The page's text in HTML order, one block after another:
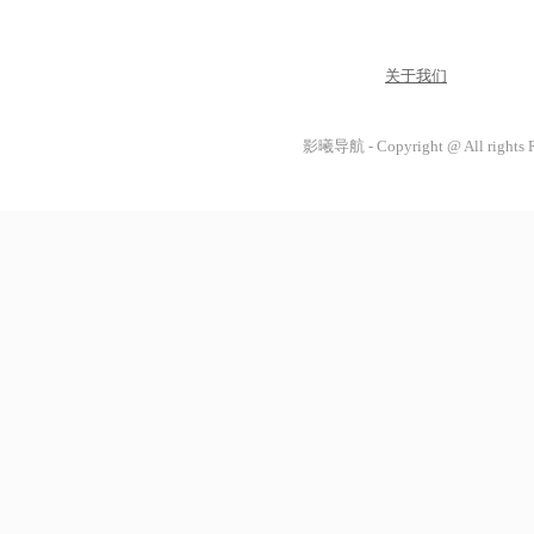
关于我们
影曦导航 - Copyright @ All rights